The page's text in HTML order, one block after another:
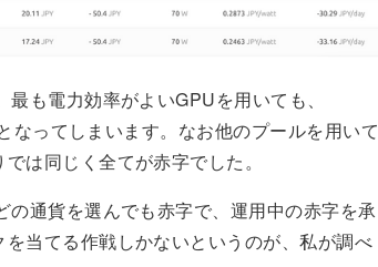
も電力効率がよいGPUを用いても、
ってしまいます。なお他のプールを用いて
は同じく全てが赤字でした。
通貨を選んでも赤字で、運用中の赤字を承
当てる作戦しかないというのが、私が調べ